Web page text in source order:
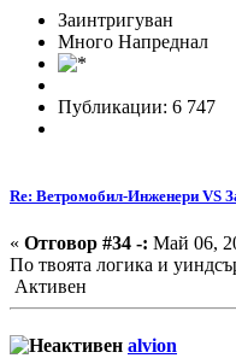
Заинтригуван
Много Напреднал
Публикации: 6 747
Re: Ветромобил-Инженери VS
« Отговор #34 -: Май 06,
По твоята логика и
Активен
alvion